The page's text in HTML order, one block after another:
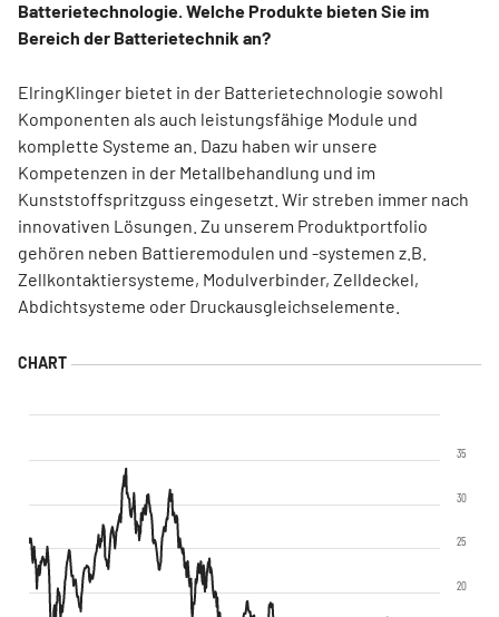
Batterietechnologie. Welche Produkte bieten Sie im
Bereich der Batterietechnik an?
ElringKlinger bietet in der Batterietechnologie sowohl
Komponenten als auch leistungsfähige Module und
komplette Systeme an. Dazu haben wir unsere
Kompetenzen in der Metallbehandlung und im
Kunststoffspritzguss eingesetzt. Wir streben immer nach
innovativen Lösungen. Zu unserem Produktportfolio
gehören neben Battieremodulen und -systemen z.B.
Zellkontaktiersysteme, Modulverbinder, Zelldeckel,
Abdichtsysteme oder Druckausgleichselemente.
20
30
25
35